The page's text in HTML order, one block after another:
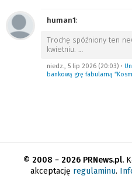
human1:
Trochę spóźniony ten
kwietniu. …
niedz., 5 lip 2026 (20:03) •
bankową grę fabularną
© 2008 − 2026 PRNews.pl.
akceptację regulaminu.